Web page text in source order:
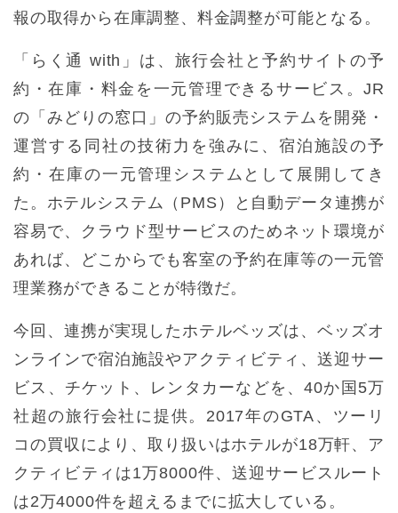
報の取得から在庫調整、料金調整が可能となる。
「らく通 with」は、旅行会社と予約サイトの予
約・在庫・料金を一元管理できるサービス。JR
の「みどりの窓口」の予約販売システムを開発・
運営する同社の技術力を強みに、宿泊施設の予
約・在庫の一元管理システムとして展開してき
た。ホテルシステム（PMS）と自動データ連携が
容易で、クラウド型サービスのためネット環境が
あれば、どこからでも客室の予約在庫等の一元管
理業務ができることが特徴だ。
今回、連携が実現したホテルベッズは、ベッズオ
ンラインで宿泊施設やアクティビティ、送迎サー
ビス、チケット、レンタカーなどを、40か国5万
社超の旅行会社に提供。2017年のGTA、ツーリ
コの買収により、取り扱いはホテルが18万軒、ア
クティビティは1万8000件、送迎サービスルート
は2万4000件を超えるまでに拡大している。